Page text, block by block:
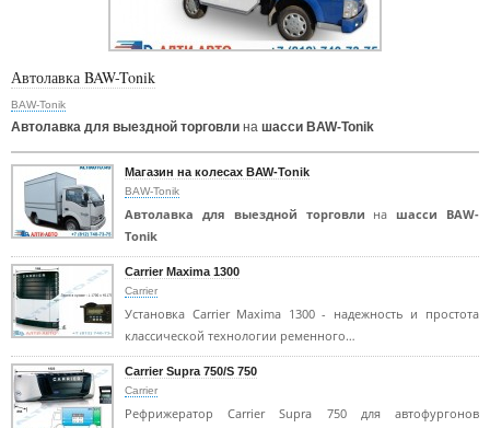
Автолавка BAW-Tonik
BAW-Tonik
Автолавка для выездной торговли на шасси BAW-Tonik
Магазин на колесах BAW-Tonik
BAW-Tonik
Автолавка для выездной торговли на шасси BAW-
Tonik
Carrier Maxima 1300
Carrier
Установка Carrier Maxima 1300 - надежность и простота
классической технологии ременного…
Carrier Supra 750/S 750
Carrier
Рефрижератор Carrier Supra 750 для автофургонов